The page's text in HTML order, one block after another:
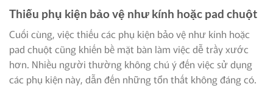
Thiếu phụ kiện bảo vệ như kính hoặc pad chuột
Cuối cùng, việc thiếu các phụ kiện bảo vệ như kính hoặc
pad chuột cũng khiến bề mặt bàn làm việc dễ trầy xước
hơn. Nhiều người thường không chú ý đến việc sử dụng
các phụ kiện này, dẫn đến những tổn thất không đáng có.